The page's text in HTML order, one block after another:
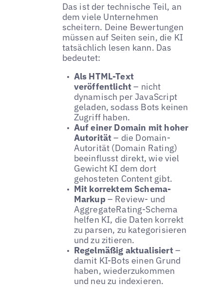
Das ist der technische Teil, an
dem viele Unternehmen
scheitern. Deine Bewertungen
müssen auf Seiten sein, die KI
tatsächlich lesen kann. Das
bedeutet:
Als HTML-Text
veröffentlicht– nicht
dynamisch per JavaScript
geladen, sodass Bots keinen
Zugriff haben.
Auf einer Domain mit hoher
Autorität– die Domain-
Autorität (Domain Rating)
beeinflusst direkt, wie viel
Gewicht KI dem dort
gehosteten Content gibt.
Mit korrektem Schema-
Markup– Review- und
AggregateRating-Schema
helfen KI, die Daten korrekt
zu parsen, zu kategorisieren
und zu zitieren.
Regelmäßig aktualisiert–
damit KI-Bots einen Grund
haben, wiederzukommen
und neu zu indexieren.